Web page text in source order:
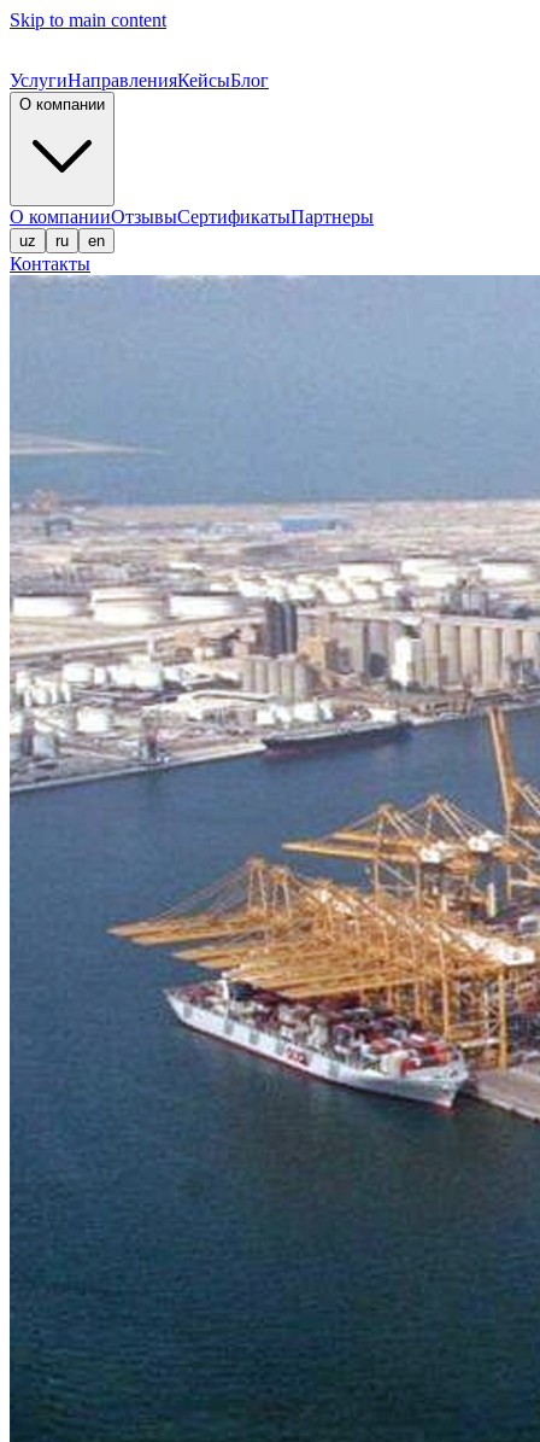
Skip to main content
УслугиНаправленияКейсыБлог
О компании
О компанииОтзывыСертификатыПартнеры
uz ru en
Контакты